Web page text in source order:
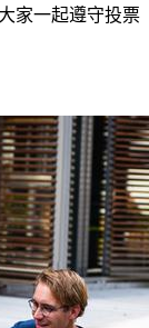
家一起遵守投票